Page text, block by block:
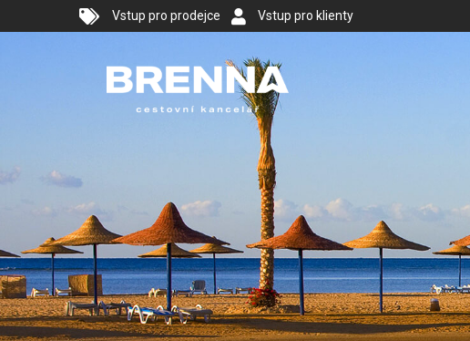
Vstup pro prodejce Vstup pro klienty